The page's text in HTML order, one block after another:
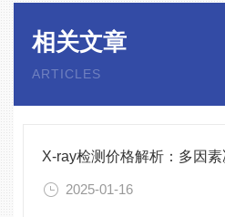
相关文章
ARTICLES
2025-01-16